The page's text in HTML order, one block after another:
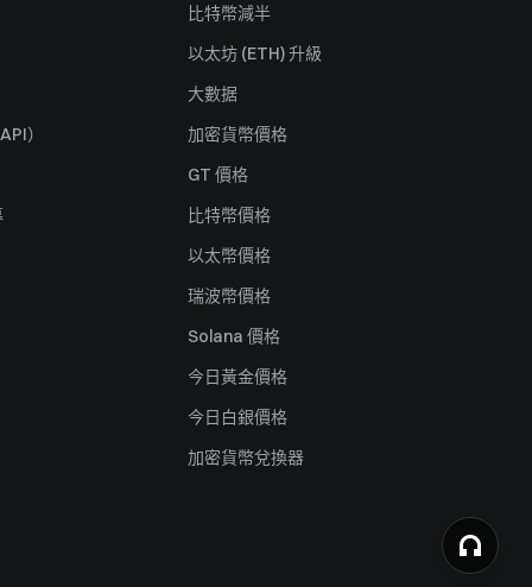
）
比特幣減半
以太坊 (ETH) 升級
大數据
加密貨幣價格
GT 價格
比特幣價格
以太幣價格
瑞波幣價格
Solana 價格
今日黃金價格
今日白銀價格
加密貨幣兌換器